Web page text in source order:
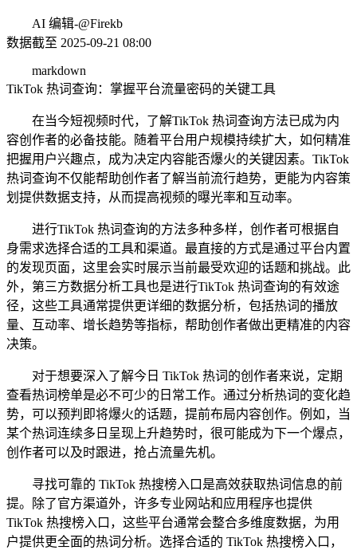
AI 编辑-@Firekb
数据截至 2025-09-21 08:00
markdown
TikTok 热词查询：掌握平台流量密码的关键工具
在当今短视频时代，了解TikTok 热词查询方法已成为内
容创作者的必备技能。随着平台用户规模持续扩大，如何精准
把握用户兴趣点，成为决定内容能否爆火的关键因素。TikTok
热词查询不仅能帮助创作者了解当前流行趋势，更能为内容策
划提供数据支持，从而提高视频的曝光率和互动率。
进行TikTok 热词查询的方法多种多样，创作者可根据自
身需求选择合适的工具和渠道。最直接的方式是通过平台内置
的发现页面，这里会实时展示当前最受欢迎的话题和挑战。此
外，第三方数据分析工具也是进行TikTok 热词查询的有效途
径，这些工具通常提供更详细的数据分析，包括热词的播放
量、互动率、增长趋势等指标，帮助创作者做出更精准的内容
决策。
对于想要深入了解今日 TikTok 热词的创作者来说，定期
查看热词榜单是必不可少的日常工作。通过分析热词的变化趋
势，可以预判即将爆火的话题，提前布局内容创作。例如，当
某个热词连续多日呈现上升趋势时，很可能成为下一个爆点，
创作者可以及时跟进，抢占流量先机。
寻找可靠的 TikTok 热搜榜入口是高效获取热词信息的前
提。除了官方渠道外，许多专业网站和应用程序也提供
TikTok 热搜榜入口，这些平台通常会整合多维度数据，为用
户提供更全面的热词分析。选择合适的 TikTok 热搜榜入口，